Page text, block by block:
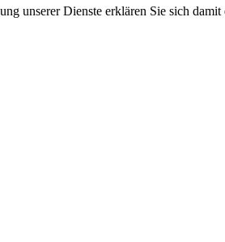
unserer Dienste erklären Sie sich